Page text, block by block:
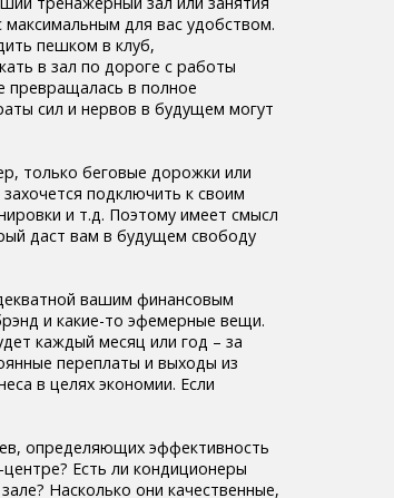
для вас удобством.
пешком в клуб,
в зал по дороге с работы
превращалась в полное
сил и нервов в будущем могут
только беговые дорожки или
подключить к своим
и т.д. Поэтому имеет смысл
даст вам в будущем свободу
вашим финансовым
и какие-то эфемерные вещи.
каждый месяц или год – за
переплаты и выходы из
в целях экономии. Если
определяющих эффективность
Есть ли кондиционеры
Насколько они качественные,